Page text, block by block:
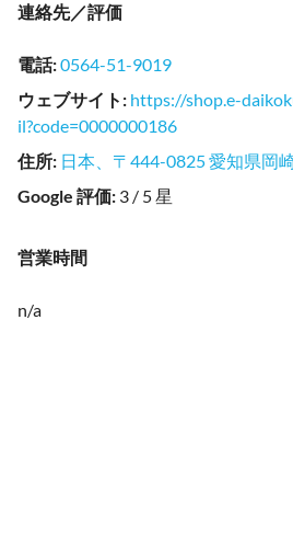
連絡先／評価
電話:0564-51-9019
ウェブサイト : https://shop.e-
il?code=0000000186
住所: 日本、〒444-0825 愛知県岡
Google 評価: 3 / 5 星
営業時間
n/a